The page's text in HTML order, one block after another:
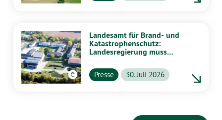
Landesamt für Brand- und
Katastrophenschutz:
Landesregierung muss
Presse 30. Juli 2026